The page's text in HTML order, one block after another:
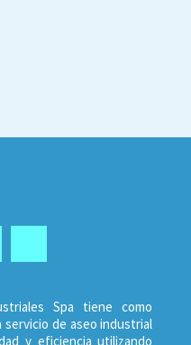
Spa tiene como
de aseo industrial
y eficiencia utilizando